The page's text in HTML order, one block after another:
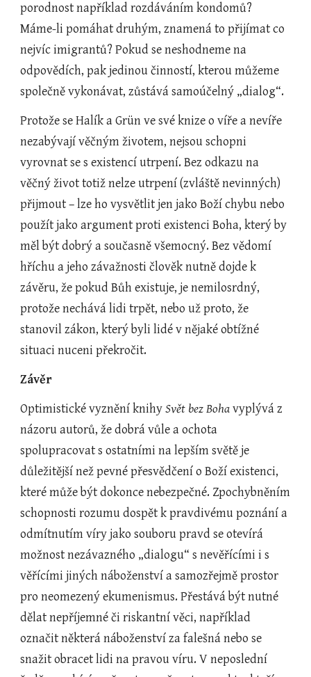
porodnost například rozdáváním kondomů?
Máme-li pomáhat druhým, znamená to přijímat co
nejvíc imigrantů? Pokud se neshodneme na
odpovědích, pak jedinou činností, kterou můžeme
společně vykonávat, zůstává samoúčelný „dialog“.
Protože se Halík a Grün ve své knize o víře a nevíře
nezabývají věčným životem, nejsou schopni
vyrovnat se s existencí utrpení. Bez odkazu na
věčný život totiž nelze utrpení (zvláště nevinných)
přijmout – lze ho vysvětlit jen jako Boží chybu nebo
použít jako argument proti existenci Boha, který by
měl být dobrý a současně všemocný. Bez vědomí
hříchu a jeho závažnosti člověk nutně dojde k
závěru, že pokud Bůh existuje, je nemilosrdný,
protože nechává lidi trpět, nebo už proto, že
stanovil zákon, který byli lidé v nějaké obtížné
situaci nuceni překročit.
Závěr
Optimistické vyznění knihy Svět bez Boha vyplývá z
názoru autorů, že dobrá vůle a ochota
spolupracovat s ostatními na lepším světě je
důležitější než pevné přesvědčení o Boží existenci,
které může být dokonce nebezpečné. Zpochybněním
schopnosti rozumu dospět k pravdivému poznání a
odmítnutím víry jako souboru pravd se otevírá
možnost nezávazného „dialogu“ s nevěřícími i s
věřícími jiných náboženství a samozřejmě prostor
pro neomezený ekumenismus. Přestává být nutné
dělat nepříjemné či riskantní věci, například
označit některá náboženství za falešná nebo se
snažit obracet lidi na pravou víru. V neposlední